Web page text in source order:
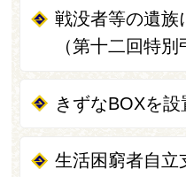
戦没者等の遺族
（第十二回特
きずなBOXを
生活困窮者自立